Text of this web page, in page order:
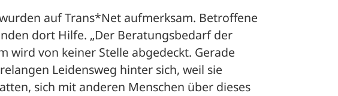
auf Trans*Net aufmerksam. Betroffene
dort Hilfe. „Der Beratungsbedarf der
wird von keiner Stelle abgedeckt. Gerade
Leidensweg hinter sich, weil sie
sich mit anderen Menschen über dieses